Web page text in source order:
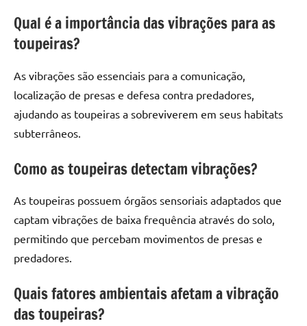
Qual é a importância das vibrações para as
toupeiras?
As vibrações são essenciais para a comunicação,
localização de presas e defesa contra predadores,
ajudando as toupeiras a sobreviverem em seus habitats
subterrâneos.
Como as toupeiras detectam vibrações?
As toupeiras possuem órgãos sensoriais adaptados que
captam vibrações de baixa frequência através do solo,
permitindo que percebam movimentos de presas e
predadores.
Quais fatores ambientais afetam a vibração
das toupeiras?